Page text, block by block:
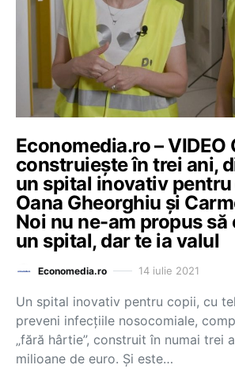
Economedia.ro – VIDEO
construiește în trei ani,
un spital inovativ
Oana Gheorghiu și
Noi nu ne-am propus
un spital, dar te ia valul
Economedia.ro 14 iulie 2021
Un spital inovativ pentru copii, cu
preveni infecțiile nosocomiale,
„fără hârtie”, construit în numai trei
milioane de euro. Și este…